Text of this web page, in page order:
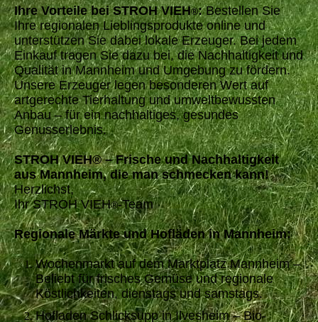
Ihre Vorteile bei STROH VIEH®:Bestellen Sie
Ihre regionalen Lieblingsprodukte online und
unterstützen Sie dabei lokale Erzeuger. Bei jedem
Einkauf tragen Sie dazu bei, die Nachhaltigkeit und
Qualität in Mannheim und Umgebung zu fördern.
Unsere Erzeuger legen besonderen Wert auf
artgerechte Tierhaltung und umweltbewussten
Anbau – für ein nachhaltiges, gesundes
Genusserlebnis.
STROH VIEH® – Frische und Nachhaltigkeit
aus Mannheim, die man schmecken kann!
Herzlichst,
Ihr STROH VIEH®-Team
Regionale Märkte und Hofläden in Mannheim:
Wochenmarkt auf dem Marktplatz Mannheim –
Beliebt für frisches Gemüse und regionale
Köstlichkeiten, dienstags und samstags.
Hofladen Schlicksupp in Ilvesheim – Bio-